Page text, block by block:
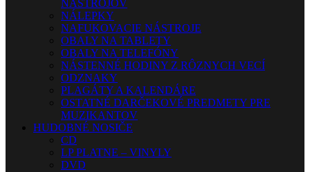
NÁSTROJOV
NÁLEPKY
NAFUKOVACIE NÁSTROJE
OBALY NA TABLETY
OBALY NA TELEFÓNY
NÁSTENNÉ HODINY Z RÔZNYCH VECÍ
ODZNAKY
PLAGÁTY A KALENDÁRE
OSTATNÉ DARČEKOVÉ PREDMETY PRE
MUZIKANTOV
HUDOBNÉ NOSIČE
CD
LP PLATNE – VINYLY
DVD